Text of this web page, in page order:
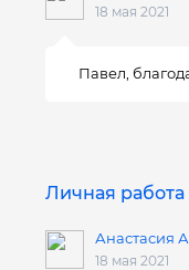
18 мая 2021
Павел,
Личная работа
Анастасия
18 мая 2021